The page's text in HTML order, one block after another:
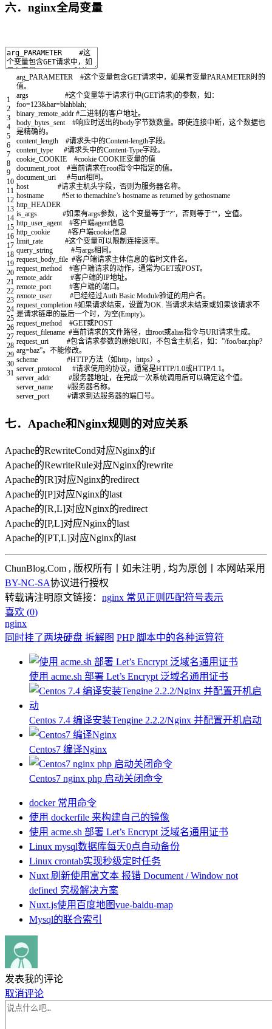
六．nginx全局变量
1
2
3
4
5
6
7
8
9
10
11
12
13
14
15
16
17
18
19
20
21
22
23
24
25
26
27
28
29
30
31
arg_PARAMETER
#这个变量包含GET请求中，如果有变量PARAMETER时的
值。
args
#这个变量等于请求行中(GET请求)的参数，如：
foo=123&bar=blahblah;
binary_remote_addr #二进制的客户地址。
body_bytes_sent
#响应时送出的body字节数数量。即使连接中断，这个数据也
是精确的。
content_length
#请求头中的Content-length字段。
content_type
#请求头中的Content-Type字段。
cookie_COOKIE
#cookie COOKIE变量的值
document_root
#当前请求在root指令中指定的值。
document_uri
#与uri相同。
host
#请求主机头字段，否则为服务器名称。
hostname
#Set to themachine’s hostname as returned by gethostname
http_HEADER
is_args
#如果有args参数，这个变量等于”?”，否则等于”"，空值。
http_user_agent
#客户端agent信息
http_cookie
#客户端cookie信息
limit_rate
#这个变量可以限制连接速率。
query_string
#与args相同。
request_body_file #客户端请求主体信息的临时文件名。
request_method
#客户端请求的动作，通常为GET或POST。
remote_addr
#客户端的IP地址。
remote_port
#客户端的端口。
remote_user
#已经经过Auth Basic Module验证的用户名。
request_completion #如果请求结束，设置为OK. 当请求未结束或如果该请求不
是请求链串的最后一个时，为空(Empty)。
request_method
#GET或POST
request_filename #当前请求的文件路径，由root或alias指令与URI请求生成。
request_uri
#包含请求参数的原始URI，不包含主机名，如：”/foo/bar.php?
arg=baz”。不能修改。
scheme
#HTTP方法（如http，https）。
server_protocol
#请求使用的协议，通常是HTTP/1.0或HTTP/1.1。
server_addr
#服务器地址，在完成一次系统调用后可以确定这个值。
server_name
#服务器名称。
server_port
#请求到达服务器的端口号。
七．Apache和Nginx规则的对应关系
Apache的RewriteCond对应Nginx的if
Apache的RewriteRule对应Nginx的rewrite
Apache的[R]对应Nginx的redirect
Apache的[P]对应Nginx的last
Apache的[R,L]对应Nginx的redirect
Apache的[P,L]对应Nginx的last
Apache的[PT,L]对应Nginx的last
ChunBlog.Com , 版权所有丨如未注明 , 均为原创丨本网站采用
BY-NC-SA协议进行授权
转载请注明原文链接： nginx 常见正则匹配符号表示
喜欢 (0)
nginx
同时挂了两块硬盘 拆解图 PHP 脚本中的各种运算符
使用 acme.sh 部署 Let’s Encrypt 泛域名通用证书
Centos 7.4 编译安装Tengine 2.2.2/Nginx 并配置开机启动
Centos7 编译Nginx
Centos7 nginx php 启动关闭命令
docker 常用命令
使用 dockerfile 来构建自己的镜像
使用 acme.sh 部署 Let’s Encrypt 泛域名通用证书
Linux mysql数据库每天0点自动备份
Linux crontab实现秒级定时任务
Nuxt 刷新使用富文本 报错 Document / Window not
defined 究极解决方案
Nuxt.js使用百度地图vue-baidu-map
Mysql的联合索引
发表我的评论
取消评论